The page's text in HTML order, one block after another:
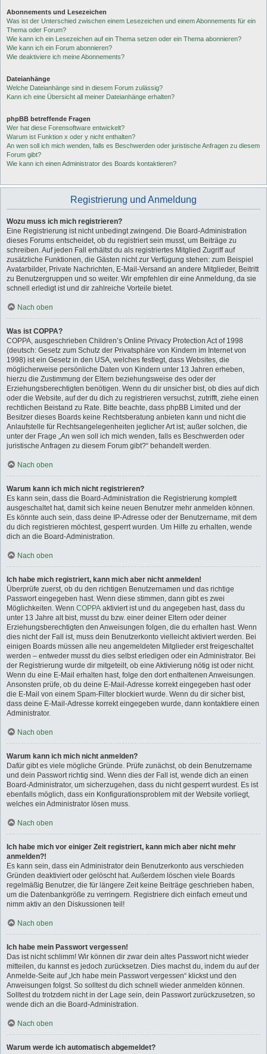
Abonnements und Lesezeichen
Was ist der Unterschied zwischen einem Lesezeichen und einem Abonnements für ein
Thema oder Forum?
Wie kann ich ein Lesezeichen auf ein Thema setzen oder ein Thema abonnieren?
Wie kann ich ein Forum abonnieren?
Wie deaktiviere ich meine Abonnements?
Dateianhänge
Welche Dateianhänge sind in diesem Forum zulässig?
Kann ich eine Übersicht all meiner Dateianhänge erhalten?
phpBB betreffende Fragen
Wer hat diese Forensoftware entwickelt?
Warum ist Funktion x oder y nicht enthalten?
An wen soll ich mich wenden, falls es Beschwerden oder juristische Anfragen zu diesem
Forum gibt?
Wie kann ich einen Administrator des Boards kontaktieren?
Registrierung und Anmeldung
Wozu muss ich mich registrieren?
Eine Registrierung ist nicht unbedingt zwingend. Die Board-Administration
dieses Forums entscheidet, ob du registriert sein musst, um Beiträge zu
schreiben. Auf jeden Fall erhältst du als registriertes Mitglied Zugriff auf
zusätzliche Funktionen, die Gästen nicht zur Verfügung stehen: zum Beispiel
Avatarbilder, Private Nachrichten, E-Mail-Versand an andere Mitglieder, Beitritt
zu Benutzergruppen und so weiter. Wir empfehlen dir eine Anmeldung, da sie
schnell erledigt ist und dir zahlreiche Vorteile bietet.
Nach oben
Was ist COPPA?
COPPA, ausgeschrieben Children’s Online Privacy Protection Act of 1998
(deutsch: Gesetz zum Schutz der Privatsphäre von Kindern im Internet von
1998) ist ein Gesetz in den USA, welches festlegt, dass Websites, die
möglicherweise persönliche Daten von Kindern unter 13 Jahren erheben,
hierzu die Zustimmung der Eltern beziehungsweise des oder der
Erziehungsberechtigten benötigen. Wenn du dir unsicher bist, ob dies auf dich
oder die Website, auf der du dich zu registrieren versuchst, zutrifft, ziehe einen
rechtlichen Beistand zu Rate. Bitte beachte, dass phpBB Limited und der
Besitzer dieses Boards keine Rechtsberatung anbieten kann und nicht die
Anlaufstelle für Rechtsangelegenheiten jeglicher Art ist; außer solchen, die
unter der Frage „An wen soll ich mich wenden, falls es Beschwerden oder
juristische Anfragen zu diesem Forum gibt?“ behandelt werden.
Nach oben
Warum kann ich mich nicht registrieren?
Es kann sein, dass die Board-Administration die Registrierung komplett
ausgeschaltet hat, damit sich keine neuen Benutzer mehr anmelden können.
Es könnte auch sein, dass deine IP-Adresse oder der Benutzername, mit dem
du dich registrieren möchtest, gesperrt wurden. Um Hilfe zu erhalten, wende
dich an die Board-Administration.
Nach oben
Ich habe mich registriert, kann mich aber nicht anmelden!
Überprüfe zuerst, ob du den richtigen Benutzernamen und das richtige
Passwort eingegeben hast. Wenn diese stimmen, dann gibt es zwei
Möglichkeiten. Wenn COPPA aktiviert ist und du angegeben hast, dass du
unter 13 Jahre alt bist, musst du bzw. einer deiner Eltern oder deiner
Erziehungsberechtigten den Anweisungen folgen, die du erhalten hast. Wenn
dies nicht der Fall ist, muss dein Benutzerkonto vielleicht aktiviert werden. Bei
einigen Boards müssen alle neu angemeldeten Mitglieder erst freigeschaltet
werden – entweder musst du dies selbst erledigen oder ein Administrator. Bei
der Registrierung wurde dir mitgeteilt, ob eine Aktivierung nötig ist oder nicht.
Wenn du eine E-Mail erhalten hast, folge den dort enthaltenen Anweisungen.
Ansonsten prüfe, ob du deine E-Mail-Adresse korrekt eingegeben hast oder
die E-Mail von einem Spam-Filter blockiert wurde. Wenn du dir sicher bist,
dass deine E-Mail-Adresse korrekt eingegeben wurde, dann kontaktiere einen
Administrator.
Nach oben
Warum kann ich mich nicht anmelden?
Dafür gibt es viele mögliche Gründe. Prüfe zunächst, ob dein Benutzername
und dein Passwort richtig sind. Wenn dies der Fall ist, wende dich an einen
Board-Administrator, um sicherzugehen, dass du nicht gesperrt wurdest. Es ist
ebenfalls möglich, dass ein Konfigurationsproblem mit der Website vorliegt,
welches ein Administrator lösen muss.
Nach oben
Ich habe mich vor einiger Zeit registriert, kann mich aber nicht mehr
anmelden?!
Es kann sein, dass ein Administrator dein Benutzerkonto aus verschieden
Gründen deaktiviert oder gelöscht hat. Außerdem löschen viele Boards
regelmäßig Benutzer, die für längere Zeit keine Beiträge geschrieben haben,
um die Datenbankgröße zu verringern. Registriere dich einfach erneut und
nimm aktiv an den Diskussionen teil!
Nach oben
Ich habe mein Passwort vergessen!
Das ist nicht schlimm! Wir können dir zwar dein altes Passwort nicht wieder
mitteilen, du kannst es jedoch zurücksetzen. Dies machst du, indem du auf der
Anmelde-Seite auf „Ich habe mein Passwort vergessen“ klickst und den
Anweisungen folgst. So solltest du dich schnell wieder anmelden können.
Solltest du trotzdem nicht in der Lage sein, dein Passwort zurückzusetzen, so
wende dich an die Board-Administration.
Nach oben
Warum werde ich automatisch abgemeldet?